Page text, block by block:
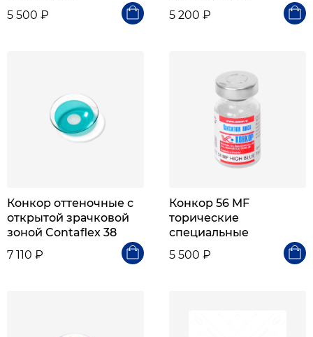
5 500 ₽
5 200 ₽
Конкор оттеночные с
открытой зрачковой
зоной Contaflex 38
7 110 ₽
Конкор 56 MF
торические
специальные
5 500 ₽